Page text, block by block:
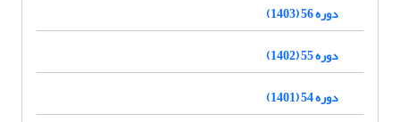
دوره 56 (1403)
دوره 55 (1402)
دوره 54 (1401)